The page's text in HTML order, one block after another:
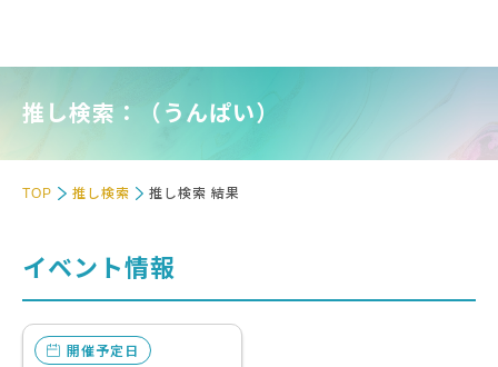
推し検索：（うんぱい）
TOP 推し検索 推し検索 結果
イベント情報
開催予定日